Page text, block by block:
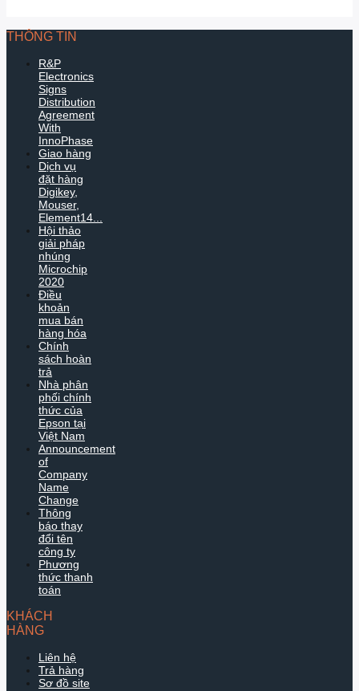
THÔNG TIN
R&P
Electronics
Signs
Distribution
Agreement
With
InnoPhase
Giao hàng
Dịch vụ
đặt hàng
Digikey,
Mouser,
Element14...
Hội thảo
giải pháp
nhúng
Microchip
2020
Điều
khoản
mua bán
hàng hóa
Chính
sách hoàn
trả
Nhà phân
phối chính
thức của
Epson tại
Việt Nam
Announcement
of
Company
Name
Change
Thông
báo thay
đổi tên
công ty
Phương
thức thanh
toán
KHÁCH
HÀNG
Liên hệ
Trả hàng
Sơ đồ site